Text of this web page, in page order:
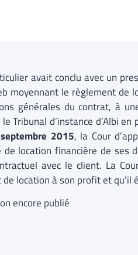
avait conclu avec un
moyennant le règlement de
générales du contrat, à
Tribunal d’instance d’Albi
2015, la Cour
de location financière de ses
avec le client. La
location à son profit et
encore publié